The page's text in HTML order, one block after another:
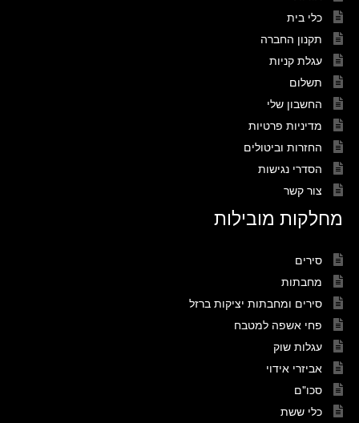
כלי בית
תקנון החברה
עגלת קניות
תשלום
החשבון שלי
מדיניות פרטיות
החזרות וביטולים
הסדרי נגישות
צור קשר
מחלקות מובילות
סירים
מחבתות
סירים ומחבתות יציקות ברזל
פחי אשפה למטבח
עגלות שוק
אביזרי אידוי
סכו"ם
כלי ששת